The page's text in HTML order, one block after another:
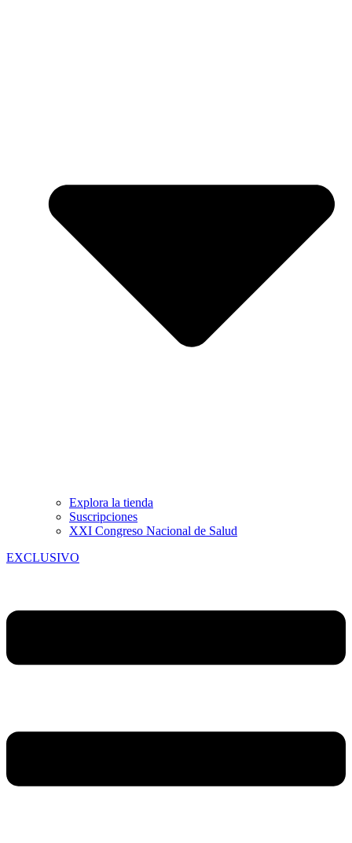
Explora la tienda
Suscripciones
XXI Congreso Nacional de Salud
EXCLUSIVO